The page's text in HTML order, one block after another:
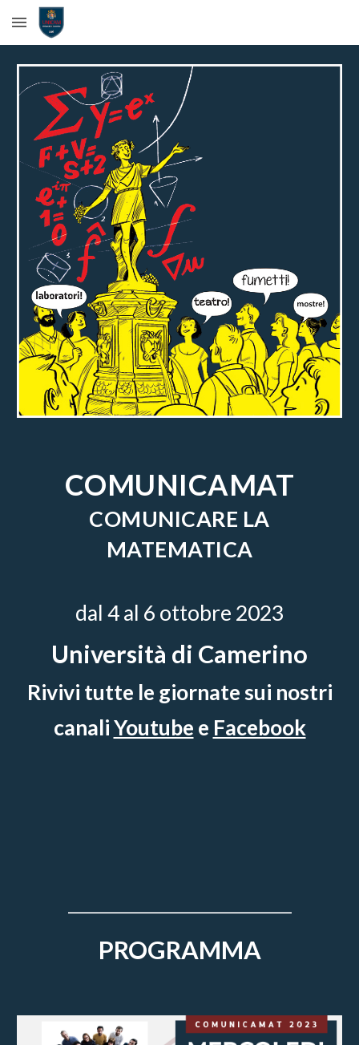
Skip to main content
COMUNICAMAT
COMUNICARE LA
MATEMATICA
dal 4 al 6 ottobre 2023
Università di Camerino
Rivivi tutte le giornate sui nostri
canaliYoutube e Facebook
PROGRAMMA